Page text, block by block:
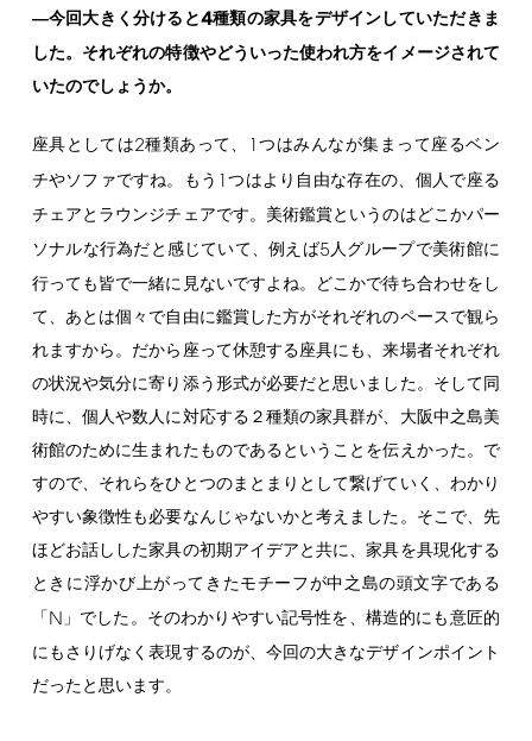
―今回大きく分けると4種類の家具をデザインしていただきま
した。それぞれの特徴やどういった使われ方をイメージされて
いたのでしょうか。
座具としては2種類あって、 1つはみんなが集まって座るベン
チやソファですね。もう 1つはより自由な存在の、個人で座る
チェアとラウンジチェアです。美術鑑賞というのはどこかパー
ソナルな行為だと感じていて、例えば5人グループで美術館に
行っても皆で一緒に見ないですよね。どこかで待ち合わせをし
て、あとは個々で自由に鑑賞した方がそれぞれのペースで観ら
れますから。だから座って休憩する座具にも、来場者それぞれ
の状況や気分に寄り添う形式が必要だと思いました。そして同
時に、個人や数人に対応する２種類の家具群が、大阪中之島美
術館のために生まれたものであるということを伝えかった。で
すので、それらをひとつのまとまりとして繋げていく、わかり
やすい象徴性も必要なんじゃないかと考えました。そこで、先
ほどお話しした家具の初期アイデアと共に、家具を具現化する
ときに浮かび上がってきたモチーフが中之島の頭文字である
「 N」でした。そのわかりやすい記号性を、構造的にも意匠的
にもさりげなく表現するのが、今回の大きなデザインポイント
だったと思います。